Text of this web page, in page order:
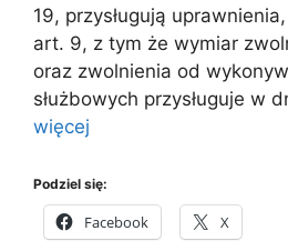
19, przysługują
art. 9, z tym że wymiar
oraz zwolnienia od
służbowych przysługuje w
więcej
Podziel się:
Facebook X